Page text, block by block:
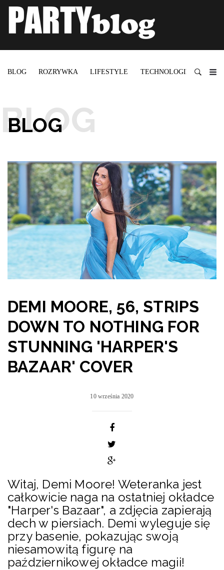
BLOG ROZRYWKA LIFESTYLE TECHNOLOGIE
BLOG
DEMI MOORE, 56, STRIPS
DOWN TO NOTHING FOR
STUNNING 'HARPER'S
BAZAAR' COVER
10 września 2020
Witaj, Demi Moore! Weteranka jest
całkowicie naga na ostatniej okładce
"Harper's Bazaar", a zdjęcia zapierają
dech w piersiach. Demi wyleguje się
przy basenie, pokazując swoją
niesamowitą figurę na
październikowej okładce magii!